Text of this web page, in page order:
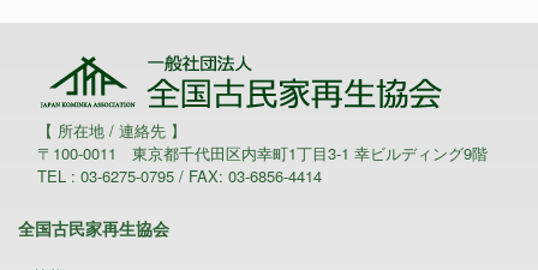
【 所在地 / 連絡先 】
〒100-0011 東京都千代田区内幸町1丁目3-1 幸ビルディング9階
TEL : 03-6275-0795 / FAX: 03-6856-4414
全国古民家再生協会